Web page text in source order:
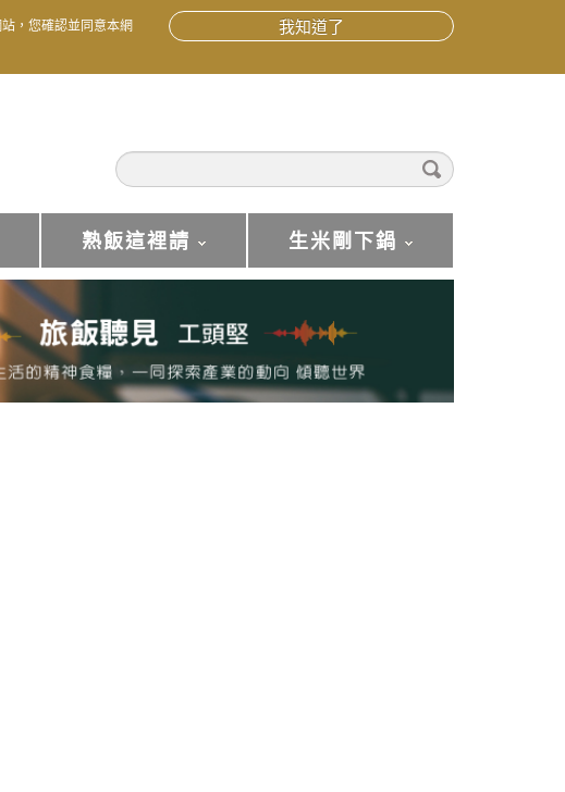
熟飯這裡請 生米剛下鍋
，您確認並同意本網
我知道了